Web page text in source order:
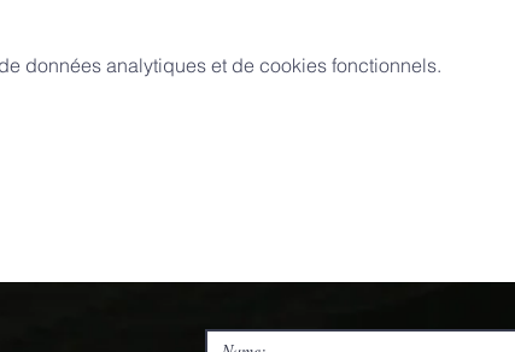
données analytiques et de cookies fonctionnels.